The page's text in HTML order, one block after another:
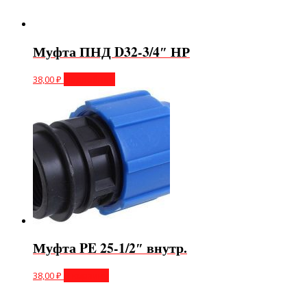
Муфта ПНД D32-3/4″ НР
38,00₽
Муфта PE 25-1/2″ внутр.
38,00₽